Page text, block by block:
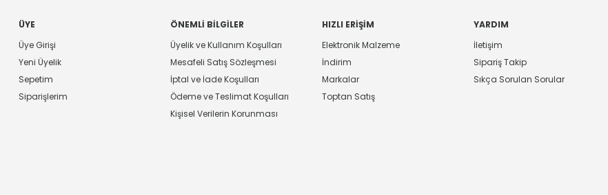
ÜYE
Üye Girişi
Yeni Üyelik
Sepetim
Siparişlerim
ÖNEMLI BILGILER
Üyelik ve Kullanım Koşulları
Mesafeli Satış Sözleşmesi
İptal ve İade Koşulları
Ödeme ve Teslimat Koşulları
Kişisel Verilerin Korunması
HIZLI ERIŞIM
Elektronik Malzeme
İndirim
Markalar
Toptan Satış
YARDIM
İletişim
Sipariş Takip
Sıkça Sorulan Sorular